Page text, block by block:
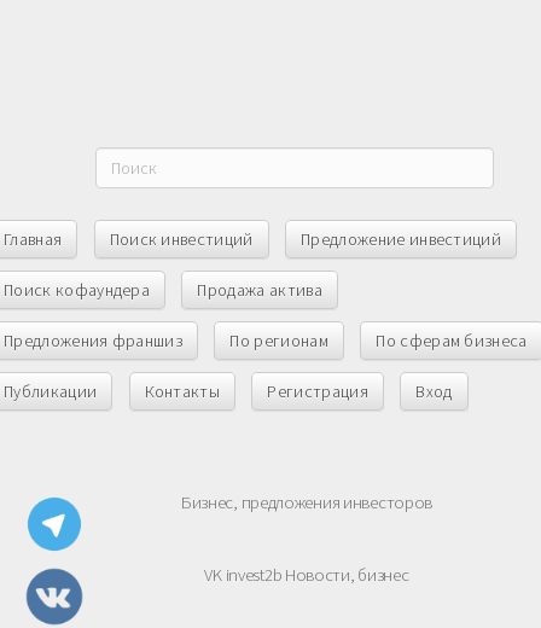
Главная Поиск инвестиций Предложение инвестиций
Поиск кофаундера Продажа актива
Предложения франшиз По регионам По сферам бизнеса
Публикации Контакты Регистрация Вход
Бизнес, предложения инвесторов
VK invest2b Новости, бизнес